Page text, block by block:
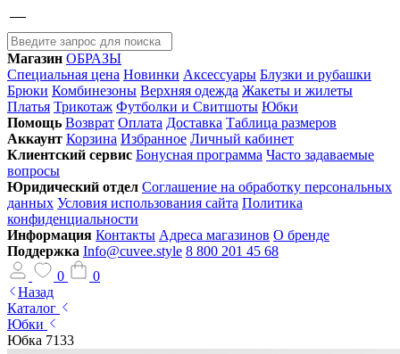
Магазин ОБРАЗЫ
Специальная цена Новинки Аксессуары Блузки и рубашки
Брюки Комбинезоны Верхняя одежда Жакеты и жилеты
Платья Трикотаж Футболки и Свитшоты Юбки
Помощь Возврат Оплата Доставка Таблица размеров
Аккаунт Корзина Избранное Личный кабинет
Клиентский сервис Бонусная программа Часто задаваемые
вопросы
Юридический отдел Соглашение на обработку персональных
данных Условия использования сайта Политика
конфиденциальности
Информация Контакты Адреса магазинов О бренде
Поддержка Info@cuvee.style 8 800 201 45 68
0
0
Назад
Каталог
Юбки
Юбка 7133